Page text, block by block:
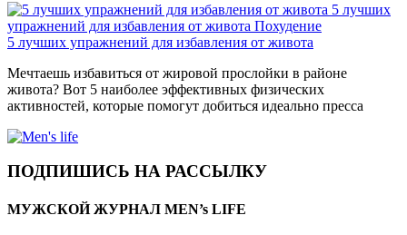
5 лучших
упражнений для избавления от живота Похудение
5 лучших упражнений для избавления от живота
Мечтаешь избавиться от жировой прослойки в районе
живота? Вот 5 наиболее эффективных физических
активностей, которые помогут добиться идеально пресса
ПОДПИШИСЬ НА РАССЫЛКУ
МУЖСКОЙ ЖУРНАЛ MEN’s LIFE